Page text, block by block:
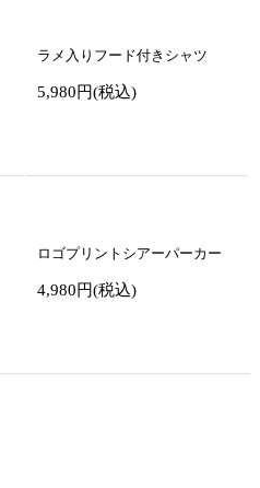
ラメ入りフード付きシャツ
5,980円(税込)
ロゴプリントシアーパーカー
4,980円(税込)